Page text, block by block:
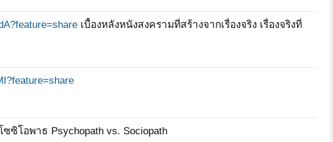
เบื้องหลังหนังสงครามที่สร้างจากเรื่องจริง เรื่องจริงที่
ซิโอพาธ Psychopath vs. Sociopath